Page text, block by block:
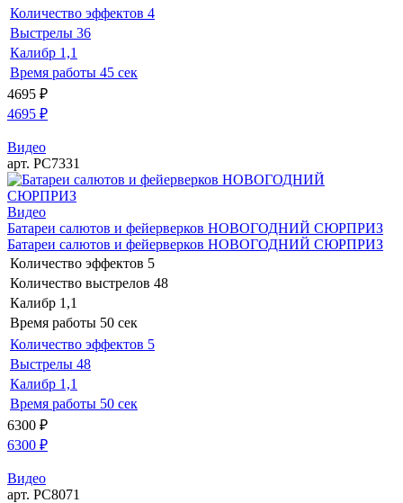
Количество эффектов 4
Выстрелы 36
Калибр 1,1
Время работы 45 сек
4695 ₽
4695 ₽
Видео
арт. РС7331
Видео
Батареи салютов и фейерверков НОВОГОДНИЙ СЮРПРИЗ
Батареи салютов и фейерверков НОВОГОДНИЙ СЮРПРИЗ
Количество эффектов 5
Количество выстрелов 48
Калибр 1,1
Время работы 50 сек
Количество эффектов 5
Выстрелы 48
Калибр 1,1
Время работы 50 сек
6300 ₽
6300 ₽
Видео
арт. РС8071